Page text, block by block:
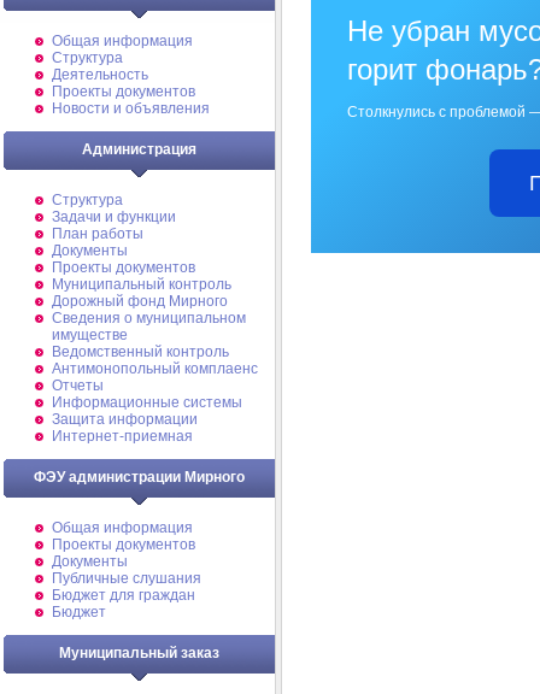
Общая информация
Структура
Деятельность
Проекты документов
Новости и объявления
Администрация
Структура
Задачи и функции
План работы
Документы
Проекты документов
Муниципальный контроль
Дорожный фонд Мирного
Cведения о муниципальном
имуществе
Ведомственный контроль
Антимонопольный комплаенс
Отчеты
Информационные системы
Защита информации
Интернет-приемная
ФЭУ администрации Мирного
Общая информация
Проекты документов
Документы
Публичные слушания
Бюджет для граждан
Бюджет
Муниципальный заказ
Не убран
горит
Столкнулись с проблемой